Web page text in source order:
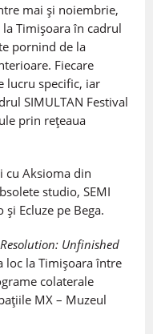
mai și noiembrie,
Timișoara în cadrul
pornind de la
Fiecare
lucru specific, iar
SIMULTAN Festival
prin rețeaua
cu Aksioma din
studio, SEMI
și Ecluze pe Bega.
Unfinished
loc la Timișoara între
colaterale
MX – Muzeul